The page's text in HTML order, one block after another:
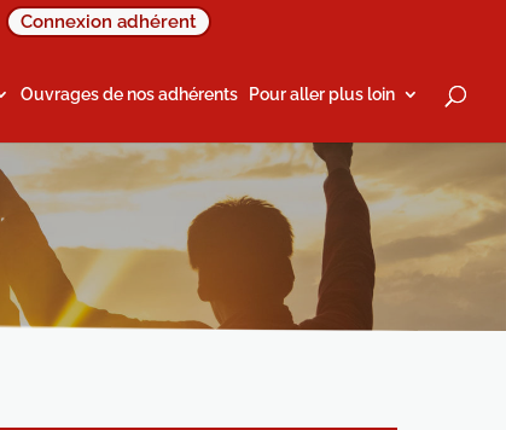
Connexion adhérent
Ouvrages de nos adhérents Pour aller plus loin